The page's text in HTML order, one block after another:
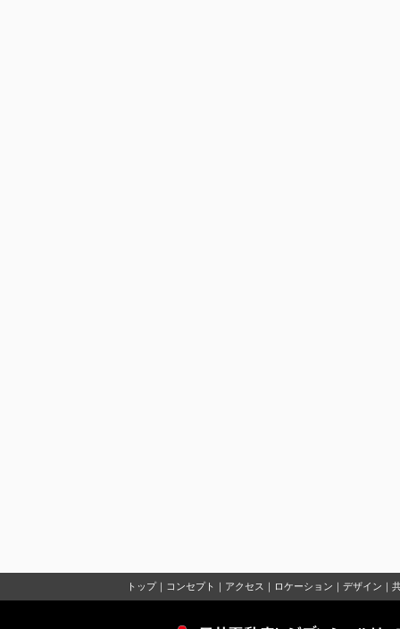
トップ｜ コンセプト ｜ アクセス ｜ ロケーション ｜デザイン ｜